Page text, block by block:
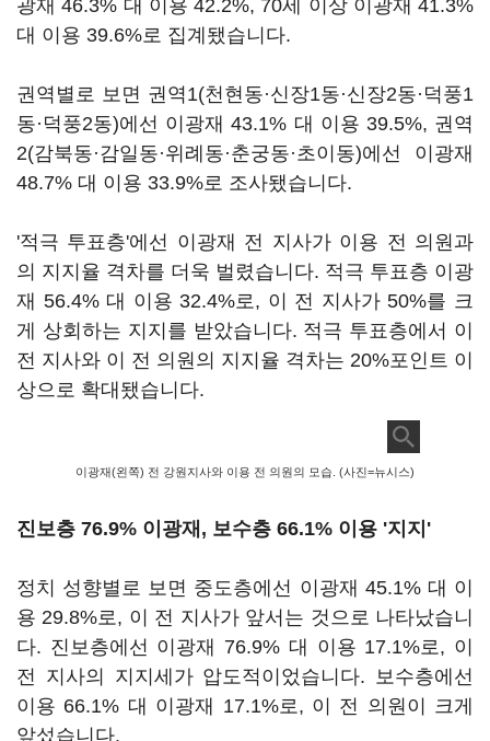
광재 46.3% 대 이용 42.2%, 70세 이상 이광재 41.3%
대 이용 39.6%로 집계됐습니다.
권역별로 보면 권역1(천현동·신장1동·신장2동·덕풍1
동·덕풍2동)에선 이광재 43.1% 대 이용 39.5%, 권역
2(감북동·감일동·위례동·춘궁동·초이동)에선 이광재
48.7% 대 이용 33.9%로 조사됐습니다.
'적극 투표층'에선 이광재 전 지사가 이용 전 의원과
의 지지율 격차를 더욱 벌렸습니다. 적극 투표층 이광
재 56.4% 대 이용 32.4%로, 이 전 지사가 50%를 크
게 상회하는 지지를 받았습니다. 적극 투표층에서 이
전 지사와 이 전 의원의 지지율 격차는 20%포인트 이
상으로 확대됐습니다.
이광재(왼쪽) 전 강원지사와 이용 전 의원의 모습. (사진=뉴시스)
진보층 76.9% 이광재, 보수층 66.1% 이용 '지지'
정치 성향별로 보면 중도층에선 이광재 45.1% 대 이
용 29.8%로, 이 전 지사가 앞서는 것으로 나타났습니
다. 진보층에선 이광재 76.9% 대 이용 17.1%로, 이
전 지사의 지지세가 압도적이었습니다. 보수층에선
이용 66.1% 대 이광재 17.1%로, 이 전 의원이 크게
앞섰습니다.